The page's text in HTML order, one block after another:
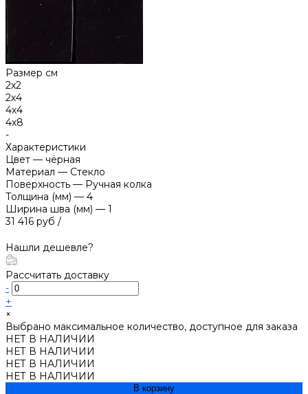
Размер см
2х2
2х4
4х4
4х8
-
Характеристики
Цвет — чёрная
Материал — Стекло
Поверхность — Ручная колка
Толщина (мм) — 4
Ширина шва (мм) — 1
31 416 руб /
Нашли дешевле?
Рассчитать доставку
-
+
×
Выбрано максимальное количество, доступное для заказа
НЕТ В НАЛИЧИИ
НЕТ В НАЛИЧИИ
НЕТ В НАЛИЧИИ
НЕТ В НАЛИЧИИ
В корзину